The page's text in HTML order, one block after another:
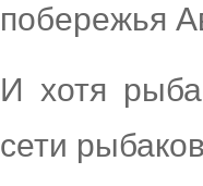
побережья
И хотя
сети